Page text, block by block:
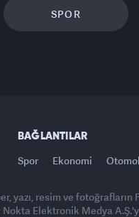
SPOR
BAĞLANTILAR
Spor Ekonomi
yazı, resim ve fotoğrafların
Elektronik Medya